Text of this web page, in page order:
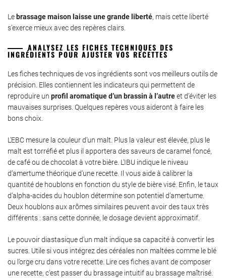
Le brassage maison laisse une grande liberté, mais cette liberté
s’exerce mieux avec des repères clairs.
ANALYSEZ LES FICHES TECHNIQUES DES
INGRÉDIENTS POUR AJUSTER VOS RECETTES
Les fiches techniques de vos ingrédients sont vos meilleurs outils de
précision. Elles contiennent les indicateurs qui permettent de
reproduire un profil aromatique d’un brassin à l’autreet d’éviter les
mauvaises surprises. Quelques repères vous aideront à faire les
bons choix.
L’EBC mesure la couleur d’un malt. Plus la valeur est élevée, plus le
malt est torréfié et plus il apportera des saveurs de caramel foncé,
de café ou de chocolat à votre bière. L’IBU indique le niveau
d’amertume théorique d’une recette. Il vous aide à calibrer la
quantité de houblons en fonction du style de bière visé. Enfin, le taux
d’alpha-acides du houblon détermine son potentiel d’amertume.
Deux houblons aux arômes similaires peuvent avoir des taux très
différents : sans cette donnée, le dosage devient approximatif.
Le pouvoir diastasique d’un malt indique sa capacité à convertir les
sucres. Utile si vous intégrez des céréales non maltées comme le blé
ou l’orge cru dans votre recette. Lire ces fiches avant de composer
une recette, c’est passer du brassage intuitif au brassage maîtrisé.